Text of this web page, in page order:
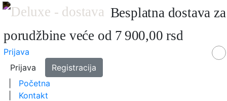
Besplatna dostava za
porudžbine veće od 7 900,00 rsd
Prijava
Prijava
Registracija
Početna
Kontakt